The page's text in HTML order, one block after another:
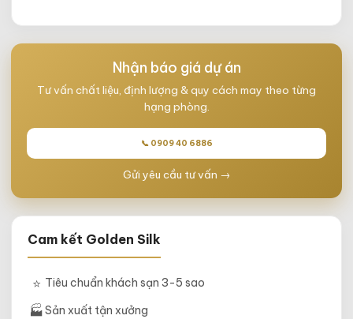
Nhận báo giá dự án
Tư vấn chất liệu, định lượng & quy cách may theo từng
hạng phòng.
📞 0909 40 6886
Gửi yêu cầu tư vấn →
Cam kết Golden Silk
⭐ Tiêu chuẩn khách sạn 3-5 sao
🏭Sản xuất tận xưởng